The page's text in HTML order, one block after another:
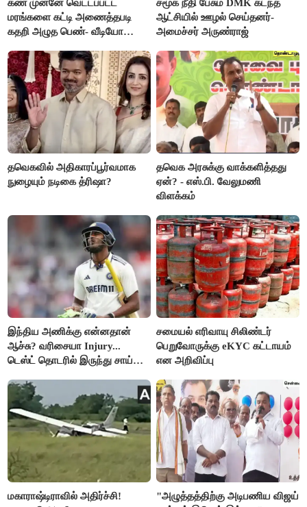
கண் முன்னே வெட்டப்பட்ட
மரங்களை கட்டி அணைத்தபடி
கதறி அழுத பெண்- வீடியோ
சமூக நீதி பேசும் DMK கடந்த
ஆட்சியில் ஊழல் செய்தனர்-
அமைச்சர் அருண்ராஜ்
தவெகவில் அதிகாரப்பூர்வமாக
நுழையும் நடிகை த்ரிஷா?
தவெக அரசுக்கு வாக்களித்தது
ஏன்? - எஸ்.பி. வேலுமணி
விளக்கம்
இந்திய அணிக்கு என்னதான்
ஆச்சு? வரிசையா Injury...
டெஸ்ட் தொடரில் இருந்து சாய்
சமையல் எரிவாயு சிலிண்டர்
பெறுவோருக்கு eKYC கட்டாயம்
என அறிவிப்பு
மகாராஷ்டிராவில் அதிர்ச்சி!
"அழுத்தத்திற்கு அடிபணிய விஜய்